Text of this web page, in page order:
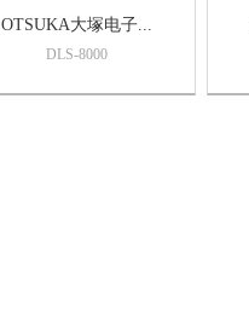
OTSUKA大塚电子...
DLS-8000